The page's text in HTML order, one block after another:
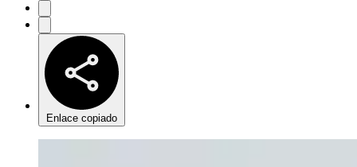
Enlace copiado